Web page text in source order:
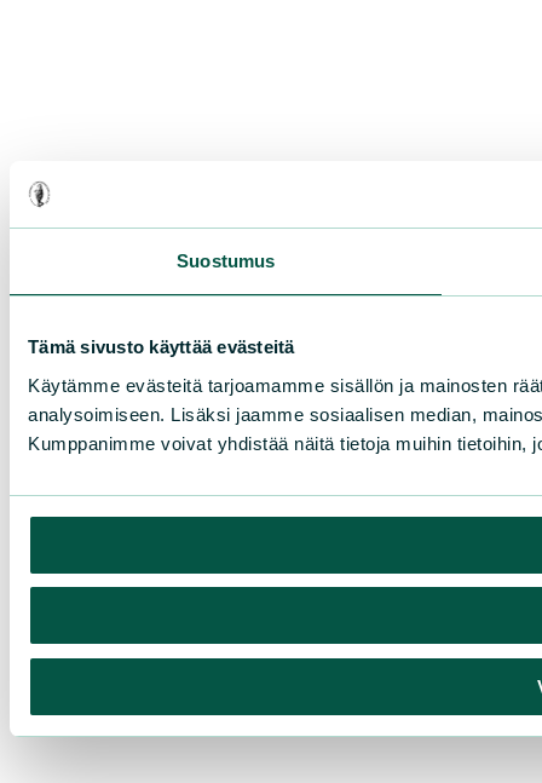
Suostumus
Tämä sivusto käyttää evästeitä
Käytämme evästeitä tarjoamamme sisällön ja mainosten
analysoimiseen. Lisäksi jaamme sosiaalisen median,
Kumppanimme voivat yhdistää näitä tietoja muihin tietoihin,